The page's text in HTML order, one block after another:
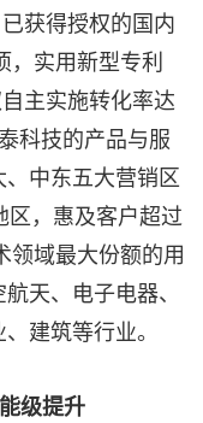
已获得授权的国内
，实用新型专利
主实施转化率达
科技的产品与服
中东五大营销区
，惠及客户超过
领域最大份额的用
天、电子电器、
建筑等行业。
级提升